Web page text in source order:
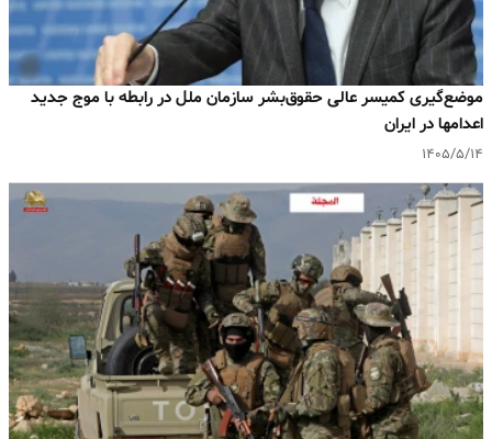
موضع‌گیری کمیسر عالی حقوق‌بشر سازمان ملل در رابطه با موج جدید
اعدامها در ایران
۱۴۰۵/۵/۱۴